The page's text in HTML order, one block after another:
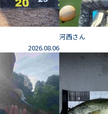
2026.08.06
河西さん